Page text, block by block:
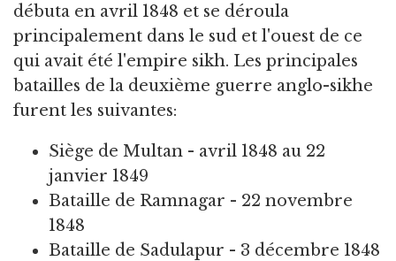
débuta en avril 1848 et se déroula
principalement dans le sud et l'ouest de ce
qui avait été l'empire sikh. Les principales
batailles de la deuxième guerre anglo-sikhe
furent les suivantes:
Siège de Multan - avril 1848 au 22
janvier 1849
Bataille de Ramnagar - 22 novembre
1848
Bataille de Sadulapur - 3 décembre 1848